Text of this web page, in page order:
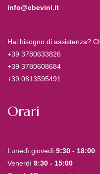
info@ebevini.it
Hai bisogno di assistenza?
+39 3780633826
+39 3780608684
+39 0813595491
Orari
Lunedì giovedì 9:30 - 18:00
Venerdì 9:30 - 15:00